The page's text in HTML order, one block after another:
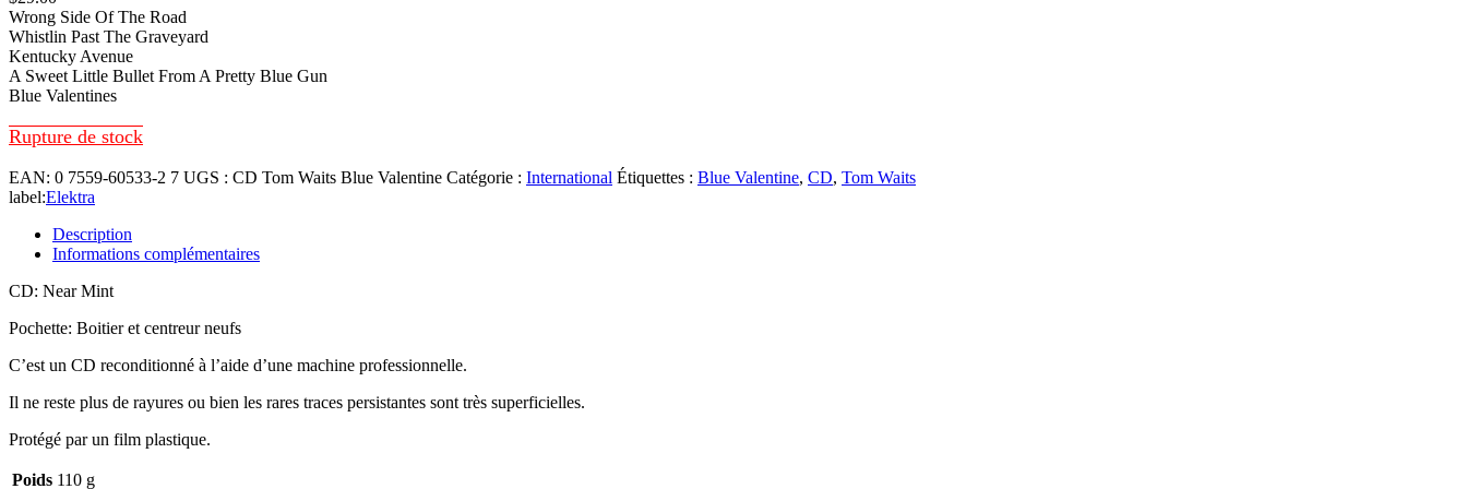
Wrong Side Of The Road
Whistlin Past The Graveyard
Kentucky Avenue
A Sweet Little Bullet From A Pretty Blue Gun
Blue Valentines
Rupture de stock
EAN: 0 7559-60533-2 7 UGS : CD Tom Waits Blue Valentine Catégorie : International Étiquettes : Blue Valentine, CD, Tom Waits
label:Elektra
Description
Informations complémentaires
CD: Near Mint
Pochette: Boitier et centreur neufs
C’est un CD reconditionné à l’aide d’une machine professionnelle.
Il ne reste plus de rayures ou bien les rares traces persistantes sont très superficielles.
Protégé par un film plastique.
Poids 110 g